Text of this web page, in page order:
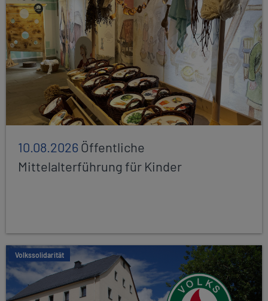
10.08.2026Öffentliche
Mittelalterführung für Kinder
Volkssolidarität